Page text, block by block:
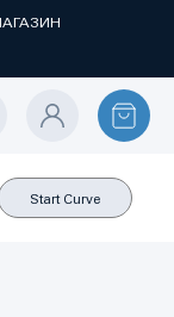
Start Curve